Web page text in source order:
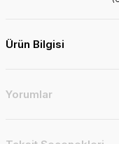
Ürün Bilgisi
Yorumlar